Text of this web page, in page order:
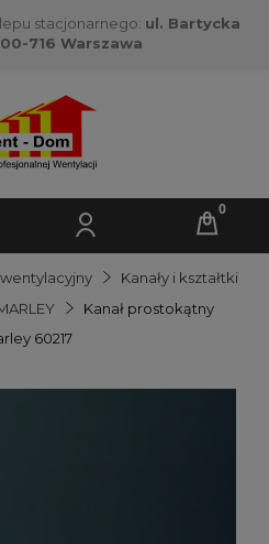
stacjonarnego: ul. Bartycka
716 Warszawa
Kanały i kształtki
Kanał prostokątny
60217